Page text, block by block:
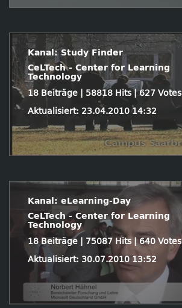
Kanal: Study Finder
CeLTech - Center for Learning
Technology
18 Beiträge | 58818 Hits | 627 Votes
Aktualisiert: 23.04.2010 14:32
Kanal: eLearning-Day
CeLTech - Center for Learning
Technology
18 Beiträge | 75087 Hits | 640 Votes
Aktualisiert: 30.07.2010 13:52